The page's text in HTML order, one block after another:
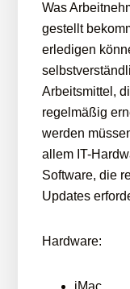
Was
gestellt
erledigen
Arbeitsmittel,
regelmäßig
werden
allem IT-
Software, die
Updates
Hardware:
iMac